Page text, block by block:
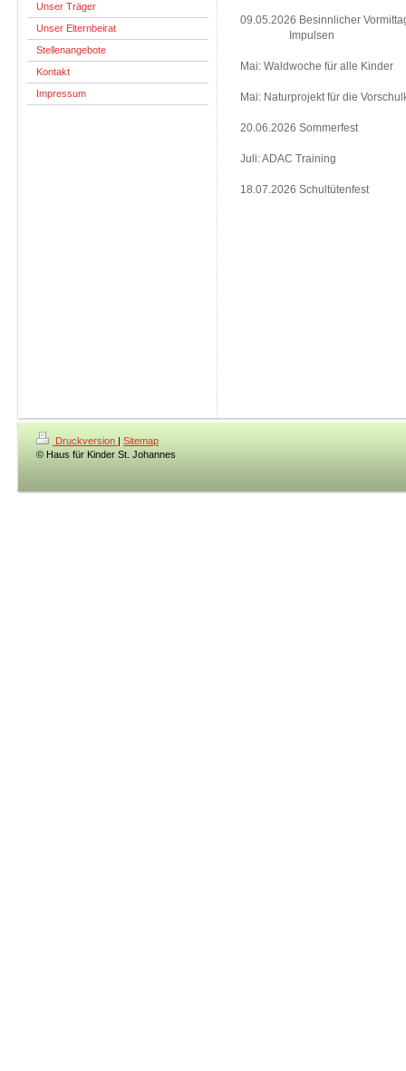
Unser Träger
Unser Elternbeirat
Stellenangebote
Kontakt
Impressum
09.05.2026 Besinnlicher
Impulsen
Mai: Waldwoche für alle Kinder
Mai: Naturprojekt für die
20.06.2026 Sommerfest
Juli: ADAC Training
18.07.2026 Schultütenfest
Druckversion | Sitemap
© Haus für Kinder St. Johannes